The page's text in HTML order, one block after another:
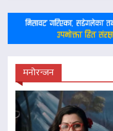
मनोरन्जन